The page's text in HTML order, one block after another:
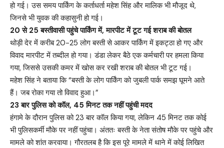
हो गई। उस समय पार्किंग के कर्ताधर्ता महेश सिंह और मालिक भी मौजूद थे,
जिनसे भी युवक की कहासुनी हो गई।
20 से 25 बस्तीवासी पहुंचे पार्किंग में, मारपीट में टूट गई शराब की बोतल
थोड़ी देर में करीब 20-25 लोग बस्ती से आकर पार्किंग में इकट्ठा हो गए और
विवाद मारपीट में तब्दील हो गया। डंडा लेकर बैठे एक कर्मचारी पर हमला किया
गया, जिससे उसकी कमर में खोस कर रखी शराब की बोतल भी टूट गई।
महेश सिंह ने बताया कि “बस्ती के लोग पार्किंग को जुबली पार्क समझ घूमने आते
हैं। जब रोका गया तो विवाद हुआ।”
23 बार पुलिस को कॉल, 45 मिनट तक नहीं पहुंची मदद
हंगामे के दौरान पुलिस को 23 बार कॉल किया गया, लेकिन 45 मिनट तक कोई
भी पुलिसकर्मी मौके पर नहीं पहुंचा। अंततः बस्ती के नेता संतोष मौके पर पहुंचे और
मामले को शांत करवाया। गौरतलब है कि इस पूरे मामले में थाने में कोई लिखित